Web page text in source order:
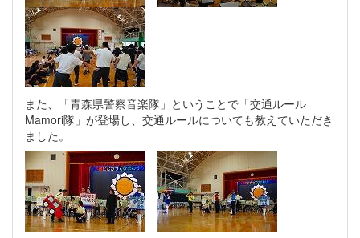
また、「青森県警察音楽隊」ということで「交通ルール
Mamori隊」が登場し、交通ルールについても教えていただき
ました。